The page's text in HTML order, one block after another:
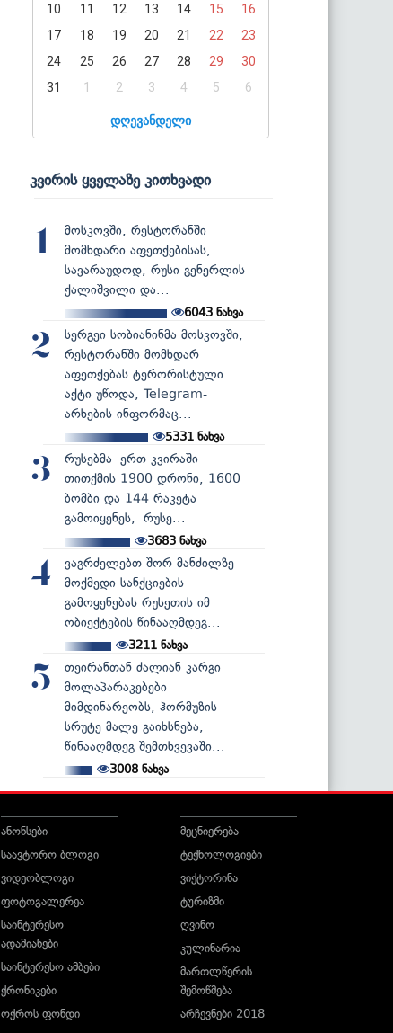
10
11 12 13 14 15
16
17
18 19 20 21 22
23
24
25 26 27 28 29
30
31
1 2 3 4 5 6
დღევანდელი
კვირის ყველაზე კითხვადი
1
მოსკოვში, რესტორანში
მომხდარი აფეთქებისას,
სავარაუდოდ, რუსი გენერლის
ქალიშვილი და...
6043 ნახვა
2
სერგეი სობიანინმა მოსკოვში,
რესტორანში მომხდარ
აფეთქებას ტერორისტული
აქტი უწოდა, Telegram-
არხების ინფორმაც...
5331 ნახვა
3
რუსებმა ერთ კვირაში
თითქმის 1900 დრონი, 1600
ბომბი და 144 რაკეტა
გამოიყენეს, რუსე...
3683ნახვა
4
ვაგრძელებთ შორ მანძილზე
მოქმედი სანქციების
გამოყენებას რუსეთის იმ
ობიექტების წინააღმდეგ...
3211ნახვა
5
თეირანთან ძალიან კარგი
მოლაპარაკებები
მიმდინარეობს, ჰორმუზის
სრუტე მალე გაიხსნება,
წინააღმდეგ შემთხვევაში...
3008 ნახვა
ანონსები
საავტორო ბლოგი
ვიდეობლოგი
ფოტოგალერეა
საინტერესო
ადამიანები
საინტერესო ამბები
ქრონიკები
ოქროს ფონდი
მეცნიერება
ტექნოლოგიები
ვიქტორინა
ტურიზმი
ღვინო
კულინარია
მართლწერის
შემოწმება
არჩევნები 2018